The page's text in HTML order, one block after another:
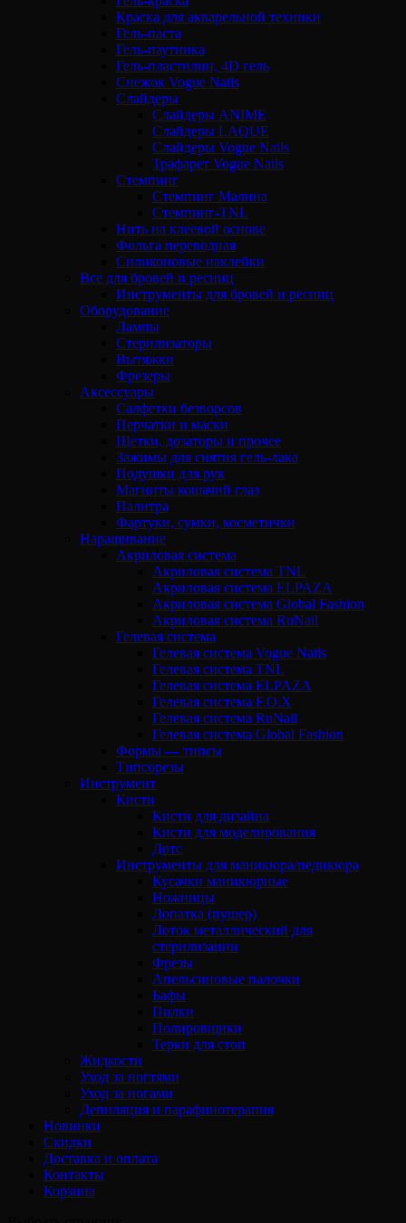
Краска для акварельной техники
Гель-паста
Гель-паутинка
Гель-пластилин, 4D гель
Снежок Vogue Nails
Слайдеры
Слайдеры ANIME
Слайдеры LAQUE
Слайдеры Vogue Nails
Трафарет Vogue Nails
Стемпинг
Стемпинг Малина
Стемпинг-TNL
Нить на клеевой основе
Фольга переводная
Силиконовые наклейки
Все для бровей и ресниц
Инструменты для бровей и ресниц
Оборудование
Лампы
Стерилизаторы
Вытяжки
Фрезеры
Аксессуары
Салфетки безворсов
Перчатки и маски
Щетки, дозаторы и прочее
Зажимы для снятия гель-лака
Подушки для рук
Магниты кошачий глаз
Палитра
Фартуки, сумки, косметички
Наращивание
Акриловая система
Акриловая система TNL
Акриловая система ELPAZA
Акриловая система Global Fashion
Акриловая система RuNail
Гелевая система
Гелевая система Vogue Nails
Гелевая система TNL
Гелевая система ELPAZA
Гелевая система F.O.X
Гелевая система RuNail
Гелевая система Global Fashion
Формы — типсы
Типсорезы
Инструмент
Кисти
Кисти для дизайна
Кисти для моделирования
Дотс
Инструменты для маникюра/педикюра
Кусачки маникюрные
Ножницы
Лопатка (пушер)
Лоток металлический для
стерилизации
Фрезы
Апельсиновые палочки
Бафы
Пилки
Полировщики
Терки для стоп
Жидкости
Уход за ногтями
Уход за ногами
Депиляция и парафинотерапия
Новинки
Скидки
Доставка и оплата
Контакты
Корзина